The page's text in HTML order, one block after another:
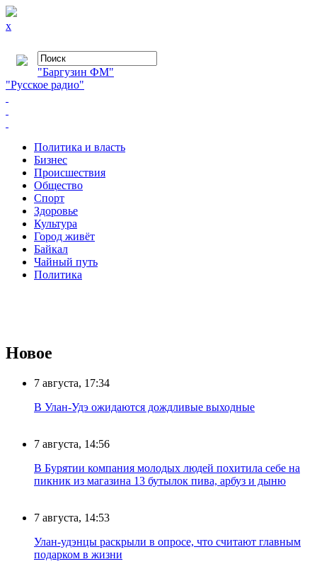
x
"Баргузин ФМ"
"Русское радио"
Политика и власть
Бизнес
Происшествия
Общество
Cпорт
Здоровье
Культура
Город живёт
Байкал
Чайный путь
Политика
Новое
7 августа, 17:34
В Улан-Удэ ожидаются дождливые выходные
7 августа, 14:56
В Бурятии компания молодых людей похитила себе на
пикник из магазина 13 бутылок пива, арбуз и дыню
7 августа, 14:53
Улан-удэнцы раскрыли в опросе, что считают главным
подарком в жизни